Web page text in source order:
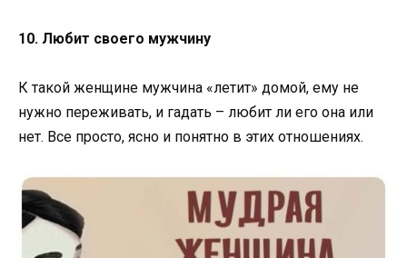
10. Любит своего мужчину
К такой женщине мужчина «летит» домой, ему не
нужно переживать, и гадать – любит ли его она или
нет. Все просто, ясно и понятно в этих отношениях.